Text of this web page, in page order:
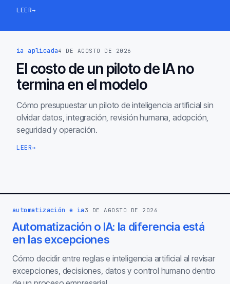
LEER→
ia aplicada4 DE AGOSTO DE 2026
El costo de un piloto de IA no
termina en el modelo
Cómo presupuestar un piloto de inteligencia artificial sin
olvidar datos, integración, revisión humana, adopción,
seguridad y operación.
LEER→
automatización e ia 3 DE AGOSTO DE 2026
Automatización o IA: la diferencia está
en las excepciones
Cómo decidir entre reglas e inteligencia artificial al revisar
excepciones, decisiones, datos y control humano dentro